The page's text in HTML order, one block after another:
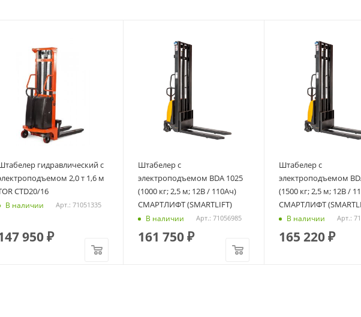
гидравлический с
2,0 т 1,6 м
CTD20/16
В наличии Арт.: 71051335
950₽
Штабелер с
электроподъемом BDA 1025
(1000 кг; 2,5 м; 12В / 110Ач)
СМАРТЛИФТ (SMARTLIFT)
В наличии Арт.: 71056985
161 750₽
Штабелер с
электроподъемом
(1500 кг; 2,5 м; 12В /
СМАРТЛИФТ
В наличии Арт.:
165 220₽